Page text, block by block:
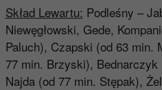
Skład Lewartu: Podleśny –
Niewęgłowski, Gede,
Paluch), Czapski (od 63 min.
77 min. Brzyski),
Najda (od 77 min. Stępak),